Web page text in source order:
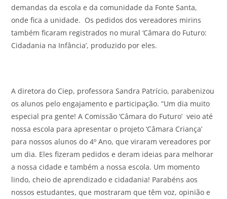
demandas da escola e da comunidade da Fonte Santa,
onde fica a unidade. Os pedidos dos vereadores mirins
também ficaram registrados no mural ‘Câmara do Futuro:
Cidadania na Infância’, produzido por eles.
A diretora do Ciep, professora Sandra Patrício, parabenizou
os alunos pelo engajamento e participação. “Um dia muito
especial pra gente! A Comissão ‘Câmara do Futuro’ veio até
nossa escola para apresentar o projeto ‘Câmara Criança’
para nossos alunos do 4º Ano, que viraram vereadores por
um dia. Eles fizeram pedidos e deram ideias para melhorar
a nossa cidade e também a nossa escola. Um momento
lindo, cheio de aprendizado e cidadania! Parabéns aos
nossos estudantes, que mostraram que têm voz, opinião e